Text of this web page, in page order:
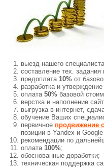
выезд нашего
составление тех. задания
предоплата 10% от
разработка и
оплата 50% базовой
верстка и наполнение
выгрузка в интернет,
обучение Ваших
первичное продвижение
позиции в Yandex и
рекомендации по
оплата 100%;
обоснованные доработки;
техническая поддержка